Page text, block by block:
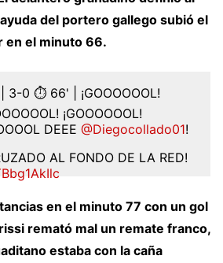
del portero gallego subió el
en el minuto 66.
| 3-0 ⏱ 66' | ¡GOOOOOOL!
¡GOOOOOOL!
DEEE @Diegocollado01!
AL FONDO DE LA RED!
(@CanteraGrogueta)
en el minuto 77 con un gol
remató mal un remate franco,
estaba con la caña